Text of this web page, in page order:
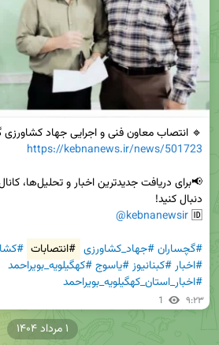
🔹 انتصاب معاون فنی و اجرایی جهاد
https://kebnanews.ir/news/501723
🆔
@kebnanewsir
#گچساران#جهاد_کشاورزی #انتصابات
#اخبار#کبنانیوز#یاسوج#کهگیلویه_بویراحمد
#اخبار_استان_کهگیلویه_بویراحمد
1 ۹:۲۳
۱ مرداد ۱۴۰۴